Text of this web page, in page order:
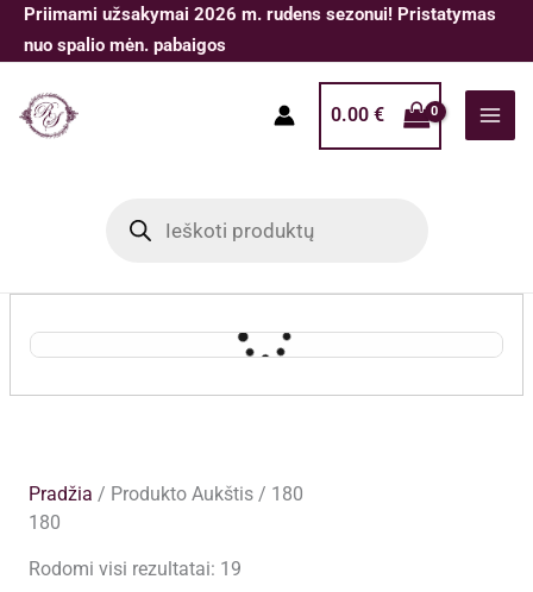
Pereiti
prie
Priimami užsakymai 2026 m. rudens sezonui! Pristatymas
nuo spalio mėn. pabaigos
0.00 €
search
Pradžia / Produkto Aukštis / 180
180
Rodomi visi rezultatai: 19Rūšiuojama